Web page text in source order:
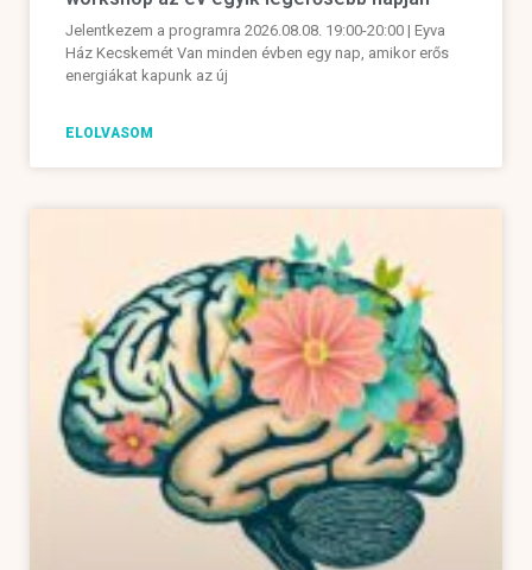
Jelentkezem a programra 2026.08.08. 19:00-20:00 | Eyva
Ház Kecskemét Van minden évben egy nap, amikor erős
energiákat kapunk az új
ELOLVASOM